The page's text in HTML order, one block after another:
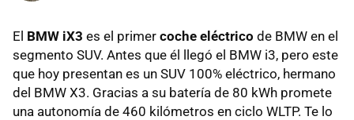
El BMW iX3 es el primer coche eléctrico de BMW en el
segmento SUV. Antes que él llegó el BMW i3, pero este
que hoy presentan es un SUV 100% eléctrico, hermano
del BMW X3. Gracias a su batería de 80 kWh promete
una autonomía de 460 kilómetros en ciclo WLTP. Te lo